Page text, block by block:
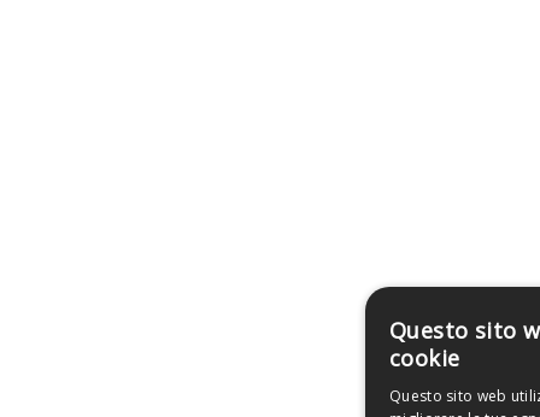
Questo sito
cookie
Questo sito web